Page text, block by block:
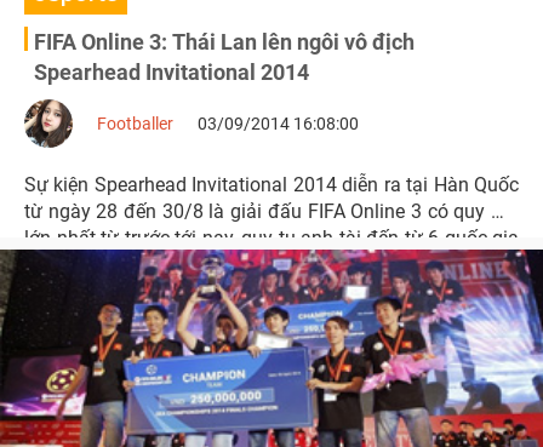
FIFA Online 3: Thái Lan lên ngôi vô địch
Spearhead Invitational 2014
Footballer 03/09/2014 16:08:00
Sự kiện Spearhead Invitational 2014 diễn ra tại Hàn Quốc
từ ngày 28 đến 30/8 là giải đấu FIFA Online 3 có quy mô
lớn nhất từ trước tới nay, quy tụ anh tài đến từ 6 quốc gia
và khu vực.